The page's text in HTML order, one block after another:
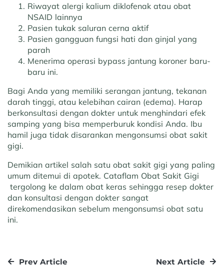
Riwayat alergi kalium diklofenak atau obat
NSAID lainnya
Pasien tukak saluran cerna aktif
Pasien gangguan fungsi hati dan ginjal yang
parah
Menerima operasi bypass jantung koroner baru-
baru ini.
Bagi Anda yang memiliki serangan jantung, tekanan
darah tinggi, atau kelebihan cairan (edema). Harap
berkonsultasi dengan dokter untuk menghindari efek
samping yang bisa memperburuk kondisi Anda. Ibu
hamil juga tidak disarankan mengonsumsi obat sakit
gigi.
Demikian artikel salah satu obat sakit gigi yang paling
umum ditemui di apotek. Cataflam Obat Sakit Gigi
tergolong ke dalam obat keras sehingga resep dokter
dan konsultasi dengan dokter sangat
direkomendasikan sebelum mengonsumsi obat satu
ini.
Prev Article
Next Article